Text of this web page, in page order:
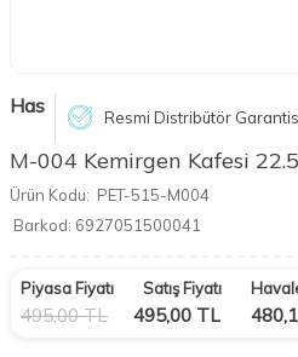
Has Resmi Distribütör
M-004 Kemirgen Kafesi
Ürün Kodu: PET-515-M004
Barkod: 6927051500041
Piyasa Fiyatı
495,00TL
Satış Fiyatı
495,00 TL